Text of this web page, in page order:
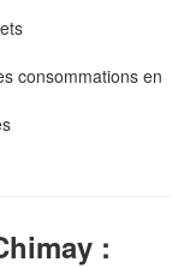
consommations en
: